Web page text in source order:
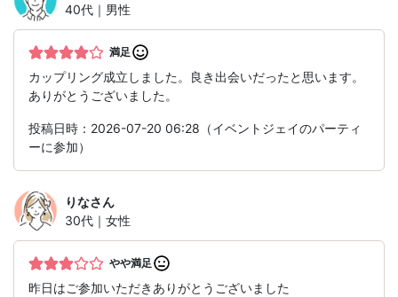
40代｜男性
満足
カップリング成立しました。良き出会いだったと思います。
ありがとうございました。
投稿日時：2026-07-20 06:28（イベントジェイのパーティ
ーに参加）
りなさん
30代｜女性
やや満足
昨日はご参加いただきありがとうございました